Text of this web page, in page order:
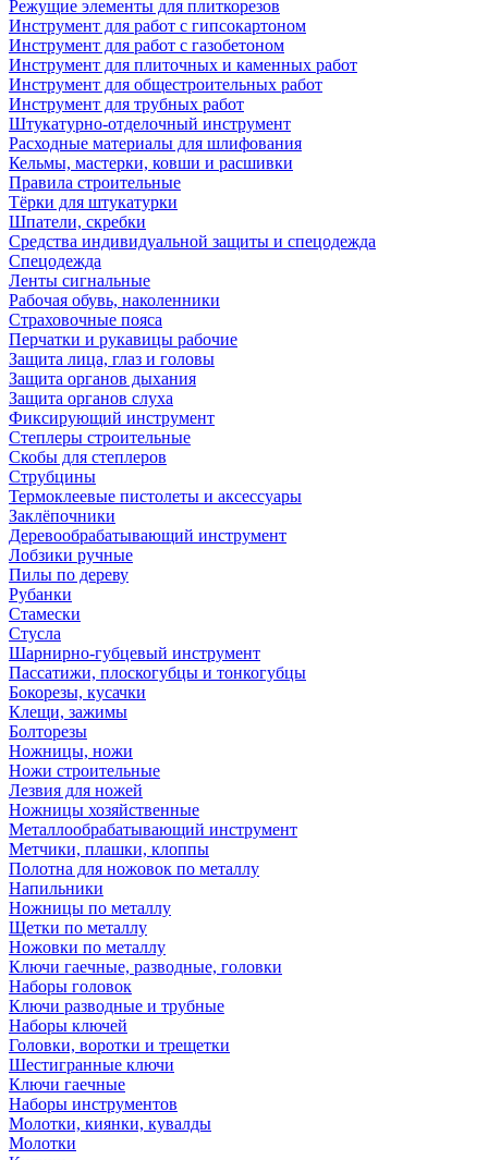
Режущие элементы для плиткорезов
Инструмент для работ с гипсокартоном
Инструмент для работ с газобетоном
Инструмент для плиточных и каменных работ
Инструмент для общестроительных работ
Инструмент для трубных работ
Штукатурно-отделочный инструмент
Расходные материалы для шлифования
Кельмы, мастерки, ковши и расшивки
Правила строительные
Тёрки для штукатурки
Шпатели, скребки
Средства индивидуальной защиты и спецодежда
Спецодежда
Ленты сигнальные
Рабочая обувь, наколенники
Страховочные пояса
Перчатки и рукавицы рабочие
Защита лица, глаз и головы
Защита органов дыхания
Защита органов слуха
Фиксирующий инструмент
Степлеры строительные
Скобы для степлеров
Струбцины
Термоклеевые пистолеты и аксессуары
Заклёпочники
Деревообрабатывающий инструмент
Лобзики ручные
Пилы по дереву
Рубанки
Стамески
Стусла
Шарнирно-губцевый инструмент
Пассатижи, плоскогубцы и тонкогубцы
Бокорезы, кусачки
Клещи, зажимы
Болторезы
Ножницы, ножи
Ножи строительные
Лезвия для ножей
Ножницы хозяйственные
Металлообрабатывающий инструмент
Метчики, плашки, клоппы
Полотна для ножовок по металлу
Напильники
Ножницы по металлу
Щетки по металлу
Ножовки по металлу
Ключи гаечные, разводные, головки
Наборы головок
Ключи разводные и трубные
Наборы ключей
Головки, воротки и трещетки
Шестигранные ключи
Ключи гаечные
Наборы инструментов
Молотки, киянки, кувалды
Молотки